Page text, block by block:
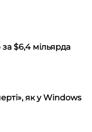
$6,4 мільярда
як у Windows